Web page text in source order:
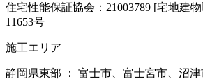
住宅性能保証協会：21003789 [宅地建
11653号
施工エリア
静岡県東部 ： 富士市、富士宮市、沼